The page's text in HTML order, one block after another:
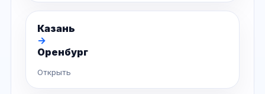
Казань
→
Оренбург
Открыть